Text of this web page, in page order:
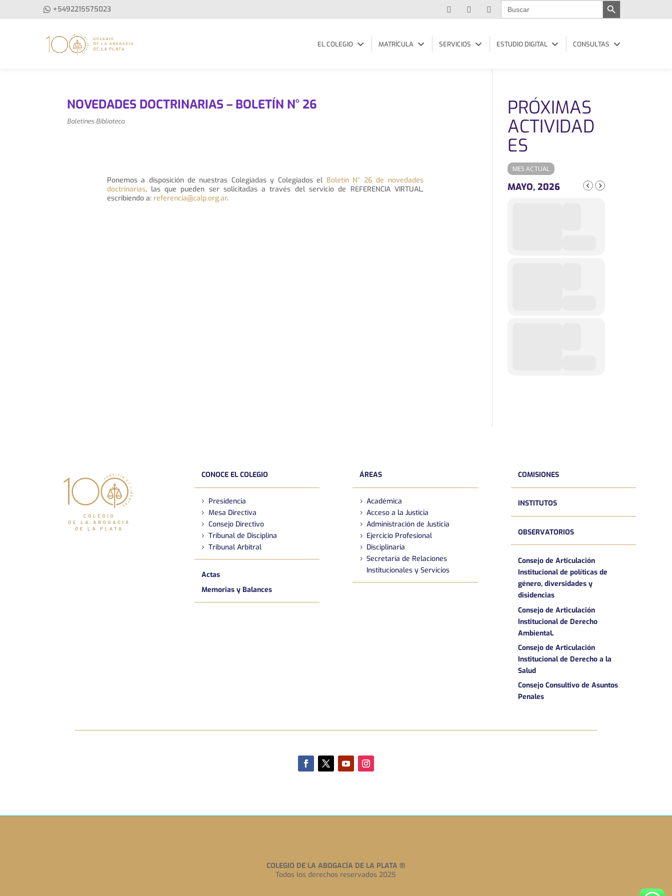
+5492215575023
Buscar:
EL COLEGIO MATRÍCULA SERVICIOS ESTUDIO DIGITAL CONSULTAS
NOVEDADES DOCTRINARIAS – BOLETÍN N° 26
Boletines Biblioteca
Ponemos a disposición de nuestras Colegiadas y Colegiados el Boletín N° 26 de novedades
doctrinarias, las que pueden ser solicitadas a través del servicio de REFERENCIA VIRTUAL,
escribiendo a: referencia@calp.org.ar.
PRÓXIMAS
ACTIVIDAD
ES
MES ACTUAL
MAYO, 2026
CONOCE EL COLEGIO
Presidencia
Mesa Directiva
Consejo Directivo
Tribunal de Disciplina
Tribunal Arbitral
Actas
Memorias y Balances
ÁREAS
Académica
Acceso a la Justicia
Administración de Justicia
Ejercicio Profesional
Disciplinaria
Secretaría de Relaciones
Institucionales y Servicios
COMISIONES
INSTITUTOS
OBSERVATORIOS
Consejo de Articulación
Institucional de políticas de
género, diversidades y
disidencias
Consejo de Articulación
Institucional de Derecho
AmbientaL
Consejo de Articulación
Institucional de Derecho a la
Salud
Consejo Consultivo de Asuntos
Penales
COLEGIO DE LA ABOGACÍA DE LA PLATA®
Todos los derechos reservados 2025